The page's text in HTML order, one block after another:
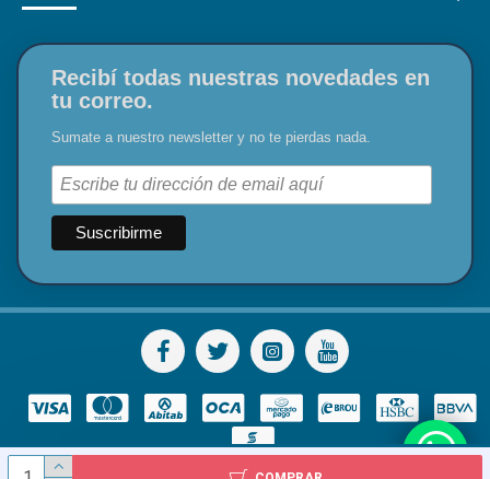
Recibí todas nuestras novedades en
tu correo.
Sumate a nuestro newsletter y no te pierdas nada.